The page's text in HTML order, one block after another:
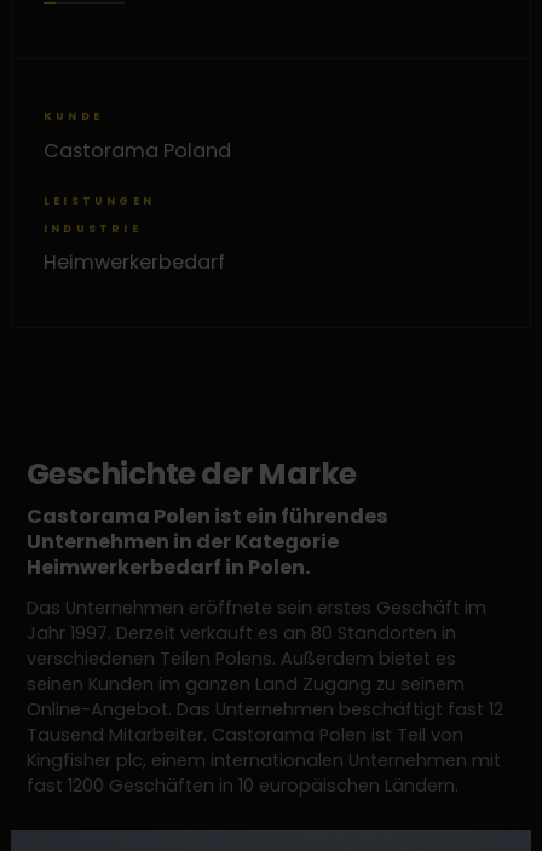
KUNDE
Castorama Poland
LEISTUNGEN
INDUSTRIE
Heimwerkerbedarf
Geschichte der Marke
Castorama Polen ist ein führendes
Unternehmen in der Kategorie
Heimwerkerbedarf in Polen.
Das Unternehmen eröffnete sein erstes Geschäft im
Jahr 1997. Derzeit verkauft es an 80 Standorten in
verschiedenen Teilen Polens. Außerdem bietet es
seinen Kunden im ganzen Land Zugang zu seinem
Online-Angebot. Das Unternehmen beschäftigt fast 12
Tausend Mitarbeiter. Castorama Polen ist Teil von
Kingfisher plc, einem internationalen Unternehmen mit
fast 1200 Geschäften in 10 europäischen Ländern.